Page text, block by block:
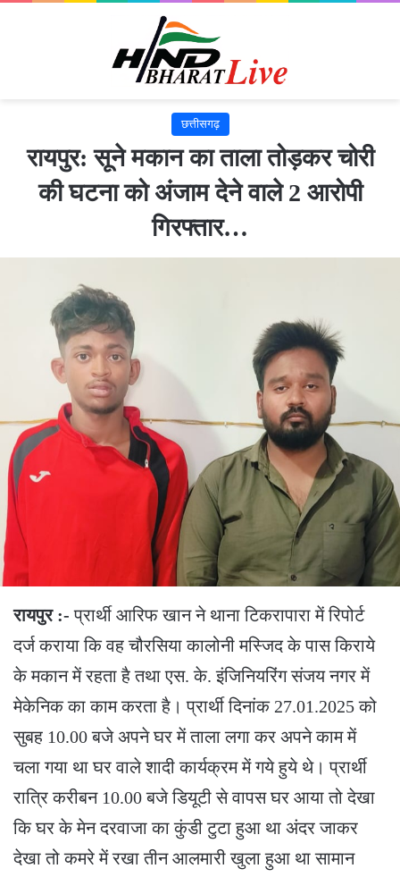
छत्तीसगढ़
रायपुर: सूने मकान का ताला तोड़कर चोरी
की घटना को अंजाम देने वाले 2 आरोपी
गिरफ्तार…
रायपुर :- प्रार्थी आरिफ खान ने थाना टिकरापारा में रिपोर्ट
दर्ज कराया कि वह चौरसिया कालोनी मस्जिद के पास किराये
के मकान में रहता है तथा एस. के. इंजिनियरिंग संजय नगर में
मेकेनिक का काम करता है। प्रार्थी दिनांक 27.01.2025 को
सुबह 10.00 बजे अपने घर में ताला लगा कर अपने काम में
चला गया था घर वाले शादी कार्यक्रम में गये हुये थे। प्रार्थी
रात्रि करीबन 10.00 बजे डियूटी से वापस घर आया तो देखा
कि घर के मेन दरवाजा का कुंडी टुटा हुआ था अंदर जाकर
देखा तो कमरे में रखा तीन आलमारी खुला हुआ था सामान